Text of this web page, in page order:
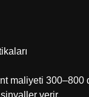
maliyeti 300–800
verir.